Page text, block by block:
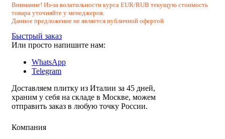
Внимание! Из-за волатильности курса EUR/RUB текущую стоимость
товара уточняйте у менеджеров.
Данное предложение не является публичной офертой
Быстрый заказ
Или просто напишите нам:
WhatsApp
Telegram
Доставляем плитку из Италии за 45 дней,
храним у себя на складе в Москве, можем
отправить заказ в любую точку России.
Компания